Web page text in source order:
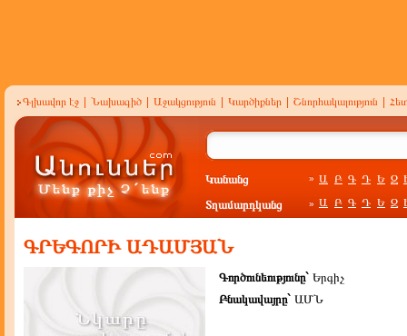
Գլխավոր էջ Նախագիծ Աջակցություն Կարծիքներ Շնորհակալություն
Կանանց » Ա Բ Գ Դ Ե Զ
Տղամարդկանց » Ա Բ Գ Դ Ե Զ
ԳՐԵԳՈՐԻ ԱԴԱՄՅԱՆ
Գործունեությունը` Երգիչ
Բնակավայրը` ԱՄՆ